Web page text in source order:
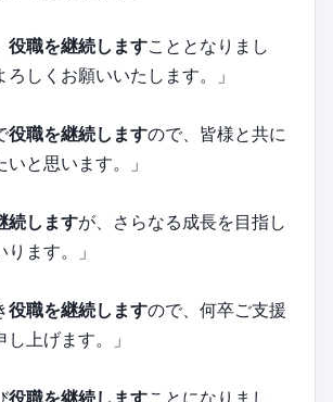
役職を継続しますこととなりまし
しくお願いいたします。」
役職を継続しますので、皆様と共に
と思います。」
続しますが、さらなる成長を目指し
ます。」
役職を継続しますので、何卒ご支援
上げます。」